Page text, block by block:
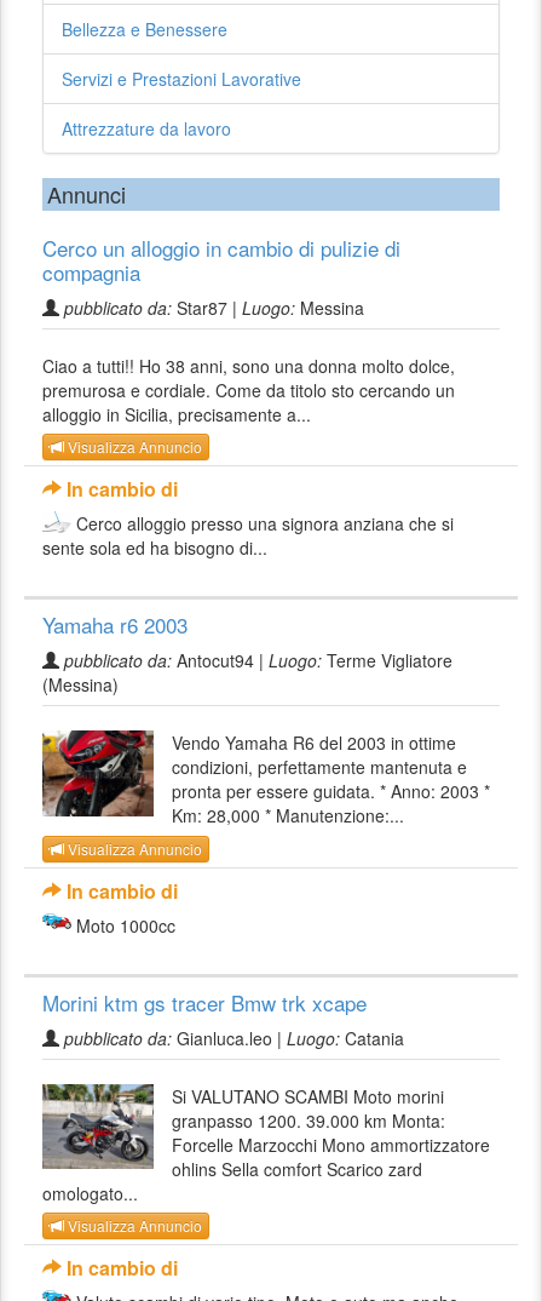
Bellezza e Benessere
Servizi e Prestazioni Lavorative
Attrezzature da lavoro
Annunci
Cerco un alloggio in cambio di pulizie di
compagnia
pubblicato da: Star87 | Luogo: Messina
Ciao a tutti!! Ho 38 anni, sono una donna molto dolce,
premurosa e cordiale. Come da titolo sto cercando un
alloggio in Sicilia, precisamente a...
Visualizza Annuncio
In cambio di
Cerco alloggio presso una signora anziana che si
sente sola ed ha bisogno di...
Yamaha r6 2003
pubblicato da: Antocut94 | Luogo: Terme Vigliatore
(Messina)
Vendo Yamaha R6 del 2003 in ottime
condizioni, perfettamente mantenuta e
pronta per essere guidata. * Anno: 2003 *
Km: 28,000 * Manutenzione:...
Visualizza Annuncio
In cambio di
Moto 1000cc
Morini ktm gs tracer Bmw trk xcape
pubblicato da: Gianluca.leo | Luogo: Catania
Si VALUTANO SCAMBI Moto morini
granpasso 1200. 39.000 km Monta:
Forcelle Marzocchi Mono ammortizzatore
ohlins Sella comfort Scarico zard
omologato...
Visualizza Annuncio
In cambio di